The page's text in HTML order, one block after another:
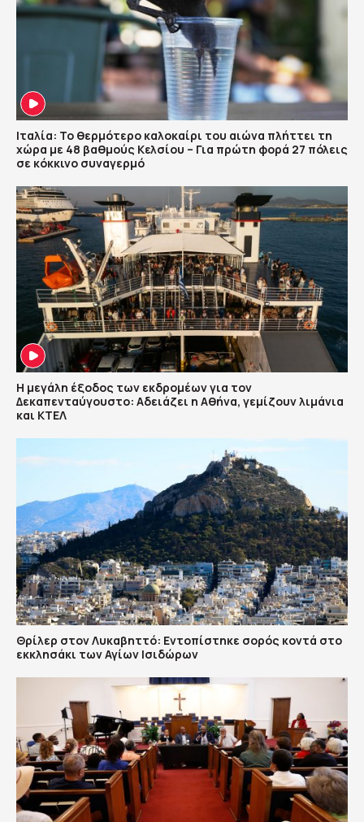
Ιταλία: Το θερμότερο καλοκαίρι του αιώνα πλήττει τη
χώρα με 48 βαθμούς Κελσίου – Για πρώτη φορά 27 πόλεις
σε κόκκινο συναγερμό
Η μεγάλη έξοδος των εκδρομέων για τον
Δεκαπενταύγουστο: Αδειάζει η Αθήνα, γεμίζουν λιμάνια
και ΚΤΕΛ
Θρίλερ στον Λυκαβηττό: Εντοπίστηκε σορός κοντά στο
εκκλησάκι των Αγίων Ισιδώρων